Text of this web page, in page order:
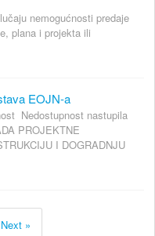
nemogućnosti predaje
plana i projekta ili
EOJN-a
Nedostupnost nastupila
PROJEKTNE
I DOGRADNJU
Next »